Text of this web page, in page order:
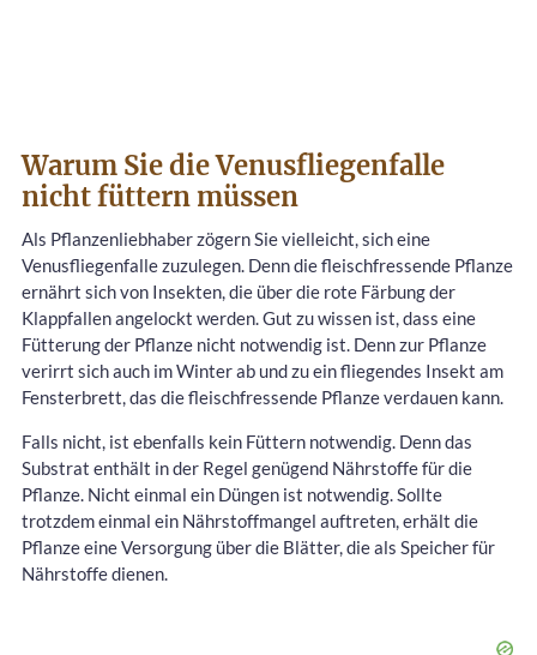
Warum Sie die Venusfliegenfalle
nicht füttern müssen
Als Pflanzenliebhaber zögern Sie vielleicht, sich eine
Venusfliegenfalle zuzulegen. Denn die fleischfressende Pflanze
ernährt sich von Insekten, die über die rote Färbung der
Klappfallen angelockt werden. Gut zu wissen ist, dass eine
Fütterung der Pflanze nicht notwendig ist. Denn zur Pflanze
verirrt sich auch im Winter ab und zu ein fliegendes Insekt am
Fensterbrett, das die fleischfressende Pflanze verdauen kann.
Falls nicht, ist ebenfalls kein Füttern notwendig. Denn das
Substrat enthält in der Regel genügend Nährstoffe für die
Pflanze. Nicht einmal ein Düngen ist notwendig. Sollte
trotzdem einmal ein Nährstoffmangel auftreten, erhält die
Pflanze eine Versorgung über die Blätter, die als Speicher für
Nährstoffe dienen.